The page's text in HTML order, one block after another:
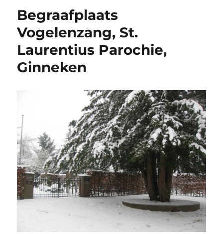
Begraafplaats
Vogelenzang, St.
Laurentius Parochie,
Ginneken